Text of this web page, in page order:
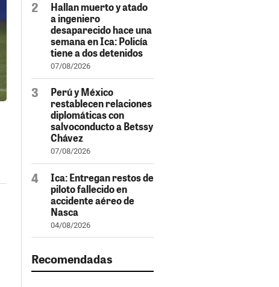
Hallan muerto y atado
a ingeniero
desaparecido hace una
semana en Ica: Policía
tiene a dos detenidos
07/08/2026
Perú y México
restablecen relaciones
diplomáticas con
salvoconducto a Betssy
Chávez
07/08/2026
Ica: Entregan restos de
piloto fallecido en
accidente aéreo de
Nasca
04/08/2026
Recomendadas